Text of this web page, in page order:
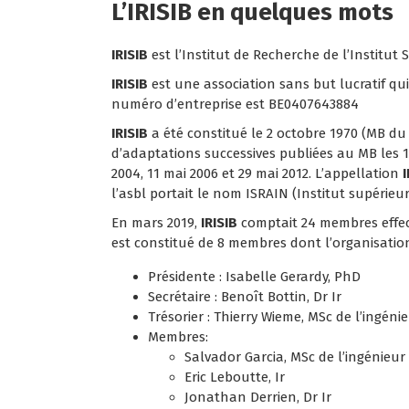
L’IRISIB en quelques mots
IRISIB est l’Institut de Recherche de l’Institut
IRISIB est une association sans but lucratif qui
numéro d’entreprise est BE0407643884
IRISIB a été constitué le 2 octobre 1970 (MB
d’adaptations successives publiées au MB les
2004, 11 mai 2006 et 29 mai 2012. L’appellation
l’asbl portait le nom ISRAIN (Institut
En mars 2019, IRISIB comptait 24 membres
est constitué de 8 membres dont
Présidente : Isabelle Gerardy, PhD
Secrétaire : Benoît Bottin, Dr Ir
Trésorier : Thierry Wieme, MSc de
Membres:
Salvador Garcia, MSc de
Eric Leboutte, Ir
Jonathan Derrien, Dr Ir